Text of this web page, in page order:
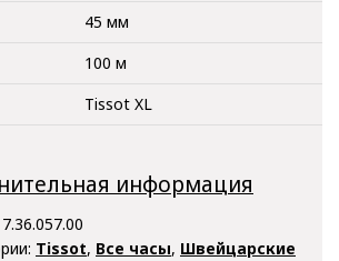
45 мм
100 м
Tissot XL
информация
Tissot, Все часы, Швейцарские